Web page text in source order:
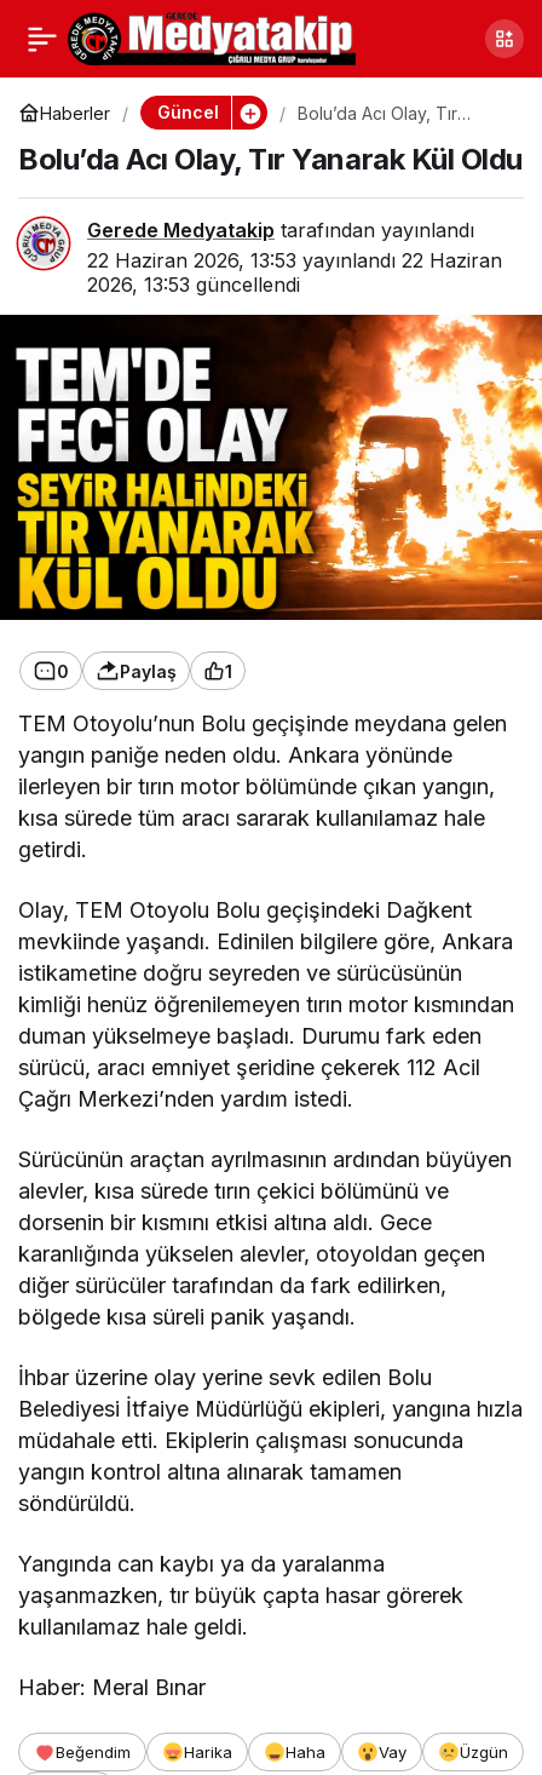
Haberler Güncel
Bolu’da Acı Olay, Tır
Bolu’da Acı Olay, Tır Yanarak Kül Oldu
Gerede Medyatakip tarafından yayınlandı
22 Haziran 2026, 13:53 yayınlandı 22 Haziran
2026, 13:53 güncellendi
0 Paylaş 1
TEM Otoyolu’nun Bolu geçişinde meydana gelen
yangın paniğe neden oldu. Ankara yönünde
ilerleyen bir tırın motor bölümünde çıkan yangın,
kısa sürede tüm aracı sararak kullanılamaz hale
getirdi.
Olay, TEM Otoyolu Bolu geçişindeki Dağkent
mevkiinde yaşandı. Edinilen bilgilere göre, Ankara
istikametine doğru seyreden ve sürücüsünün
kimliği henüz öğrenilemeyen tırın motor kısmından
duman yükselmeye başladı. Durumu fark eden
sürücü, aracı emniyet şeridine çekerek 112 Acil
Çağrı Merkezi’nden yardım istedi.
Sürücünün araçtan ayrılmasının ardından büyüyen
alevler, kısa sürede tırın çekici bölümünü ve
dorsenin bir kısmını etkisi altına aldı. Gece
karanlığında yükselen alevler, otoyoldan geçen
diğer sürücüler tarafından da fark edilirken,
bölgede kısa süreli panik yaşandı.
İhbar üzerine olay yerine sevk edilen Bolu
Belediyesi İtfaiye Müdürlüğü ekipleri, yangına hızla
müdahale etti. Ekiplerin çalışması sonucunda
yangın kontrol altına alınarak tamamen
söndürüldü.
Yangında can kaybı ya da yaralanma
yaşanmazken, tır büyük çapta hasar görerek
kullanılamaz hale geldi.
Haber: Meral Bınar
Beğendim Harika Haha Vay
Üzgün
Gerede’de Büyük Final;
Saatler Kaldı,
Kaçırmayın!
Paylaş